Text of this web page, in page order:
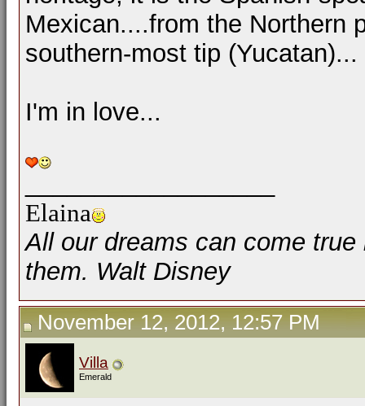
Mexican....from the Northern
southern-most tip
I'm in love...
Elaina
All our dreams can come
them. Walt Disney
November 12, 2012, 12:57 PM
Villa
Emerald